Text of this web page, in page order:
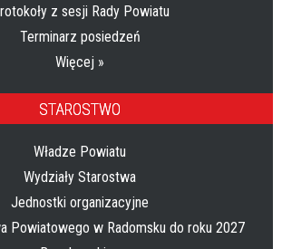
z sesji Rady Powiatu
Terminarz posiedzeń
Więcej »
STAROSTWO
Władze Powiatu
Wydziały Starostwa
Jednostki organizacyjne
Powiatowego w Radomsku do roku 2027